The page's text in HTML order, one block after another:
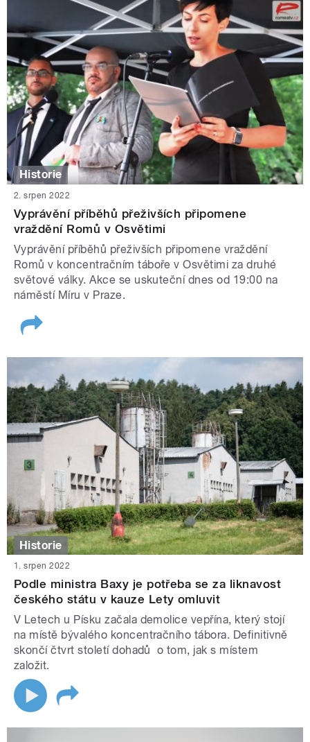
Historie
2. srpen 2022
Vyprávění příběhů přeživších připomene
vraždění Romů v Osvětimi
Vyprávění příběhů přeživších připomene vraždění
Romů v koncentračním táboře v Osvětimi za druhé
světové války. Akce se uskuteční dnes od 19:00 na
náměstí Míru v Praze.
Historie
1. srpen 2022
Podle ministra Baxy je potřeba se za liknavost
českého státu v kauze Lety omluvit
V Letech u Písku začala demolice vepřína, který stojí
na místě bývalého koncentračního tábora. Definitivně
skončí čtvrt století dohadů o tom, jak s místem
založit.